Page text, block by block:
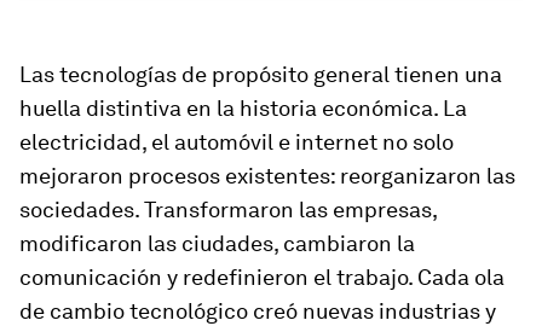
Las tecnologías de propósito general tienen una
huella distintiva en la historia económica. La
electricidad, el automóvil e internet no solo
mejoraron procesos existentes: reorganizaron las
sociedades. Transformaron las empresas,
modificaron las ciudades, cambiaron la
comunicación y redefinieron el trabajo. Cada ola
de cambio tecnológico creó nuevas industrias y